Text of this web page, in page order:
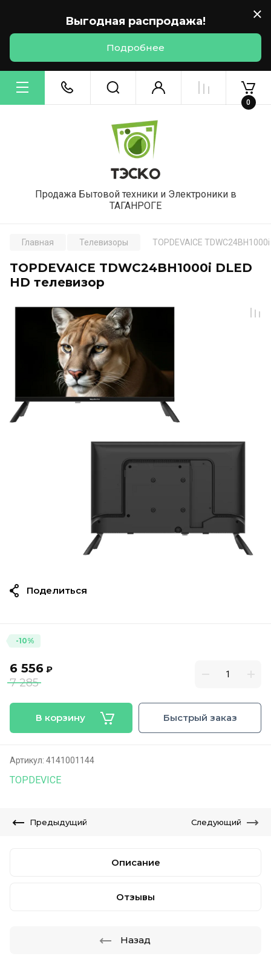
Выгодная распродажа!
Подробнее
Продажа Бытовой техники и Электроники в
ТАГАНРОГЕ
0
Главная Телевизоры TOPDEVAICE
TOPDEVAICE TDWC24BH1000i DLED
HD телевизор
-10%
6 556 ₽
7 285
В корзину Быстрый заказ
Артикул: 4141001144
TOPDEVICE
Поделиться
Предыдущий Следующий
Описание
Отзывы
Назад